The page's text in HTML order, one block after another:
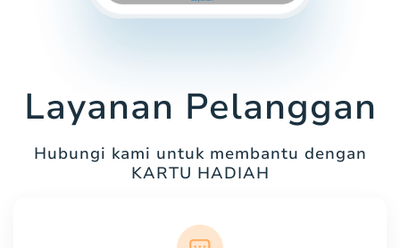
Layanan Pelanggan
Hubungi kami untuk membantu dengan
KARTU HADIAH